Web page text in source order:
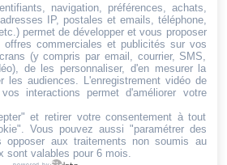
navigation, préférences, achats,
IP, postales et emails, téléphone,
permet de développer et vous proposer
offres commerciales et publicités sur vos
(y compris par email, courrier, SMS,
de les personnaliser, d'en mesurer la
les audiences. L'enregistrement vidéo de
interactions permet d'améliorer votre
et retirer votre consentement à tout
. Vous pouvez aussi "paramétrer des
opposer aux traitements non soumis au
sont valables pour 6 mois.